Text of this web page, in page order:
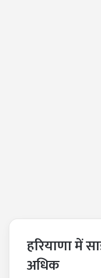
हरियाणा में
अधिक